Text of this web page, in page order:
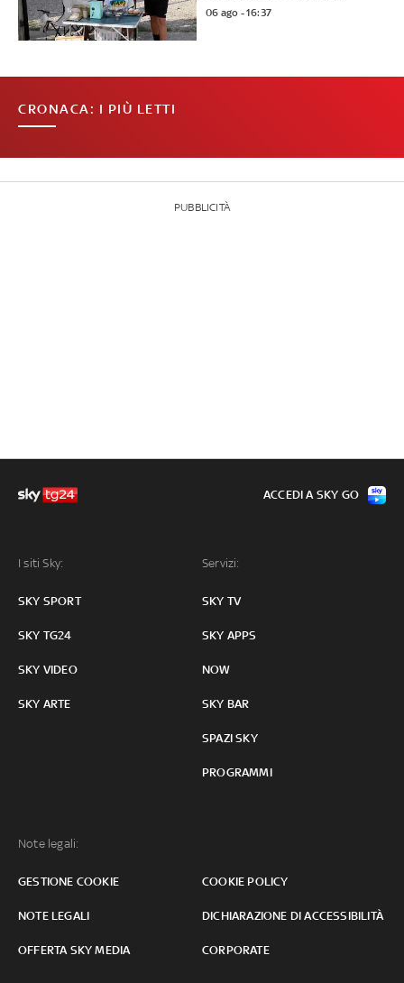
06 ago - 16:37
CRONACA: I PIÙ LETTI
PUBBLICITÀ
I siti Sky:
SKY SPORT
SKY TG24
SKY VIDEO
SKY ARTE
Servizi:
SKY TV
SKY APPS
NOW
SKY BAR
SPAZI SKY
PROGRAMMI
Note legali:
GESTIONE COOKIE COOKIE POLICY
NOTE LEGALI DICHIARAZIONE DI ACCESSIBILITÀ
OFFERTA SKY MEDIA CORPORATE
ACCEDI A SKY GO